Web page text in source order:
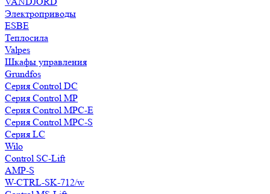
Электроприводы
ESBE
Теплосила
Valpes
Шкафы управления
Grundfos
Серия Control DC
Серия Control MP
Серия Control MPC-E
Серия Control MPC-S
Серия LC
Wilo
Control SC-Lift
AMP-S
W-CTRL-SK-712/w